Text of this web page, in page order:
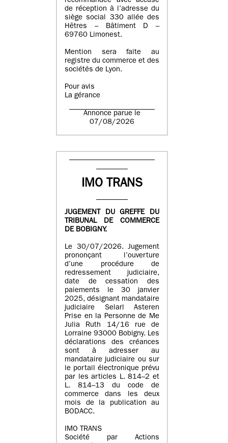
de réception à l’adresse du
siège social 330 allée des
Hêtres – Bâtiment D –
69760 Limonest.
Mention sera faite au
registre du commerce et des
sociétés de Lyon.
Pour avis
La gérance
Annonce parue le
07/08/2026
IMO TRANS
JUGEMENT DU GREFFE DU
TRIBUNAL DE COMMERCE
DE BOBIGNY.
Le 30/07/2026. Jugement
prononçant l’ouverture
d’une procédure de
redressement judiciaire,
date de cessation des
paiements le 30 janvier
2025, désignant mandataire
judiciaire Selarl Asteren
Prise en la Personne de Me
Julia Ruth 14/16 rue de
Lorraine 93000 Bobigny. Les
déclarations des créances
sont à adresser au
mandataire judiciaire ou sur
le portail électronique prévu
par les articles L. 814–2 et
L. 814–13 du code de
commerce dans les deux
mois de la publication au
BODACC.
IMO TRANS
Société par Actions